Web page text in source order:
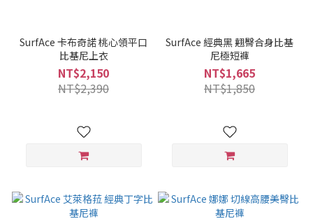
SurfAce 卡布奇諾 桃心領平口
比基尼上衣
NT$2,150
NT$2,390
SurfAce 經典黑 翹臀合身比基
尼極短褲
NT$1,665
NT$1,850